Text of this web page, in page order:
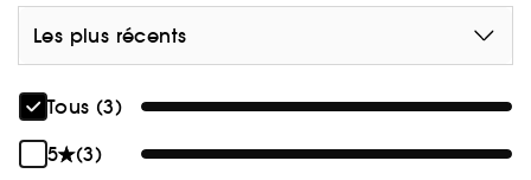
Les plus récents
Tous (3)
5
(3)